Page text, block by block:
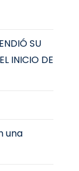
SU
INICIO DE
una